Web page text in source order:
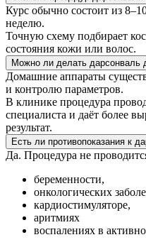
Курс обычно состоит из
неделю.
Точную схему подбирает
состояния кожи или волос.
Можно ли делать дарсонваль
Домашние аппараты
и контролю параметров.
В клинике процедура
специалиста и даёт более
результат.
Есть ли противопоказания к
Да. Процедура не
беременности,
онкологических
кардиостимуляторе,
аритмиях
воспалениях в